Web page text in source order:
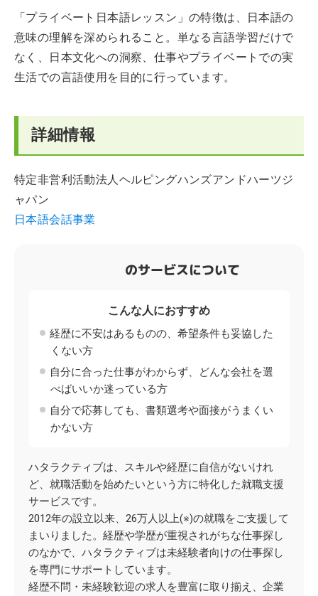
「プライベート日本語レッスン」の特徴は、日本語の
意味の理解を深められること。単なる言語学習だけで
なく、日本文化への洞察、仕事やプライベートでの実
生活での言語使用を目的に行っています。
詳細情報
特定非営利活動法人ヘルピングハンズアンドハーツジ
ャパン
日本語会話事業
のサービスについて
こんな人におすすめ
経歴に不安はあるものの、希望条件も妥協した
くない方
自分に合った仕事がわからず、どんな会社を選
べばいいか迷っている方
自分で応募しても、書類選考や面接がうまくい
かない方
ハタラクティブは、スキルや経歴に自信がないけれ
ど、就職活動を始めたいという方に特化した就職支援
サービスです。
2012年の設立以来、26万人以上(※)の就職をご支援して
まいりました。経歴や学歴が重視されがちな仕事探し
のなかで、ハタラクティブは未経験者向けの仕事探し
を専門にサポートしています。
経歴不問・未経験歓迎の求人を豊富に取り揃え、企業